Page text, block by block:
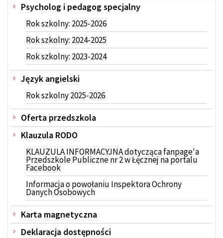
Psycholog i pedagog specjalny
Rok szkolny: 2025-2026
Rok szkolny: 2024-2025
Rok szkolny: 2023-2024
Język angielski
Rok szkolny 2025-2026
Oferta przedszkola
Klauzula RODO
KLAUZULA INFORMACYJNA dotycząca fanpage'a
Przedszkole Publiczne nr 2 w Łęcznej na portalu
Facebook
Informacja o powołaniu Inspektora Ochrony
Danych Osobowych
Karta magnetyczna
Deklaracja dostępności